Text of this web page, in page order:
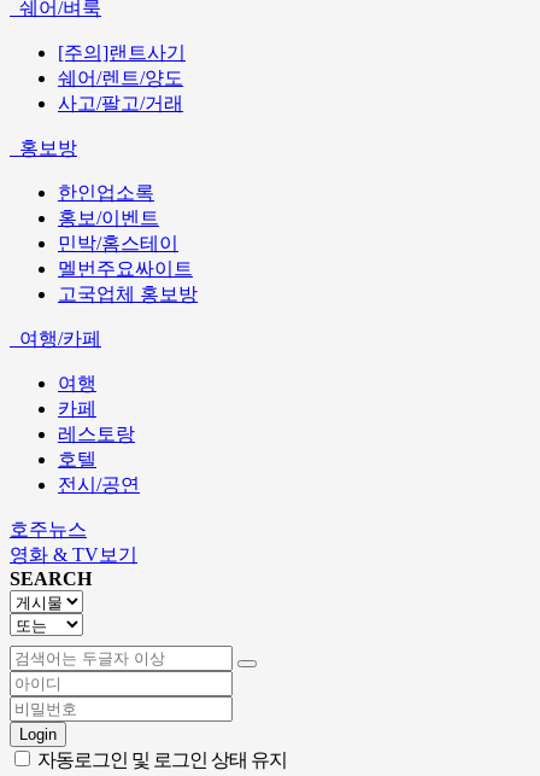
쉐어/벼룩
[주의]랜트사기
쉐어/렌트/양도
사고/팔고/거래
홍보방
한인업소록
홍보/이벤트
민박/홈스테이
멜번주요싸이트
고국업체 홍보방
여행/카페
여행
카페
레스토랑
호텔
전시/공연
호주뉴스
영화 & TV보기
SEARCH
Login
자동로그인 및 로그인 상태 유지